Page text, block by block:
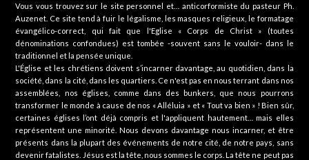
Vous vous trouvez sur le site personnel et… anticorformiste du pasteur Ph.
Auzenet. Ce site tend à fuir le légalisme, les masques religieux, le formatage
évangélico-correct, qui fait que l'Eglise « Corps de Christ » (toutes
dénominations confondues) est tombée -souvent sans le vouloir- dans le
traditionnel et la pensée unique.
L'Église et les chrétiens doivent s’incarner davantage, au quotidien, dans la
société, dans la cité, dans les quartiers. Ce n'est pas en nous terrant dans nos
assemblées, nos églises, comme dans des bunkers, que nous pourrons
transformer le monde à cause de nos « Alléluia » et « Tout va bien » ! Bien sûr,
certaines églises l’ont déjà compris et l'appliquent hautement… mais elles
représentent une minorité. Nous devons davantage nous incarner, et être
présents dans la plupart des événements de notre cité, de notre pays, sans
devenir fatalistes. Jésus est la tête, nous sommes le corps. La tête ne peut pas